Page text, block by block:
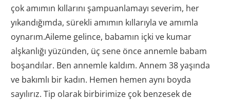
çok amımın kıllarını şampuanlamayı severim, her
yıkandığımda, sürekli amımın kıllarıyla ve amımla
oynarım.Aileme gelince, babamın içki ve kumar
alşkanlığı yüzünden, üç sene önce annemle babam
boşandılar. Ben annemle kaldım. Annem 38 yaşında
ve bakımlı bir kadın. Hemen hemen aynı boyda
sayılırız. Tip olarak birbirimize çok benzesek de